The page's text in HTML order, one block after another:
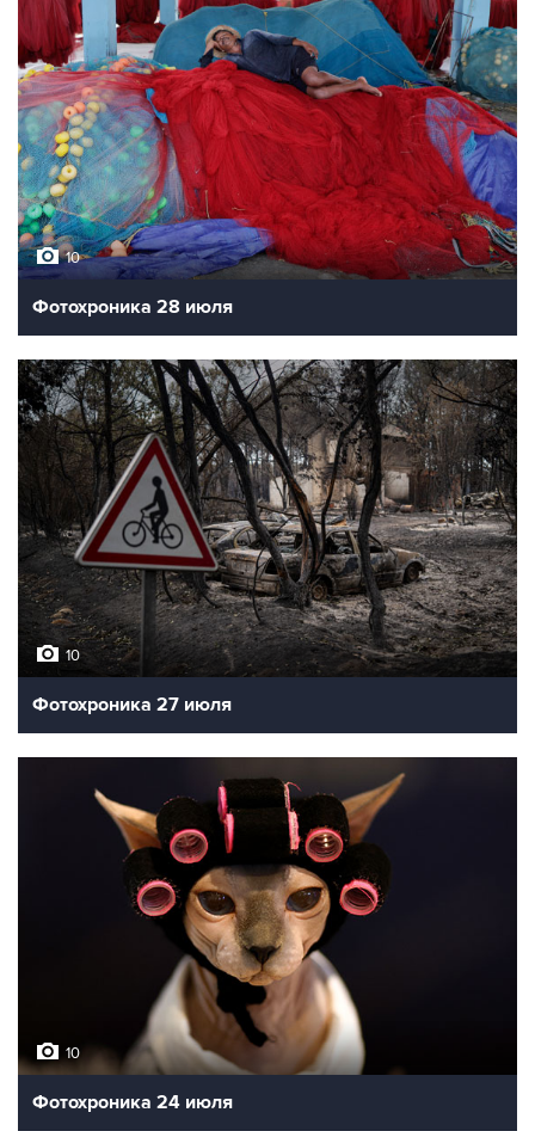
10
Фотохроника 28 июля
10
Фотохроника 27 июля
10
Фотохроника 24 июля